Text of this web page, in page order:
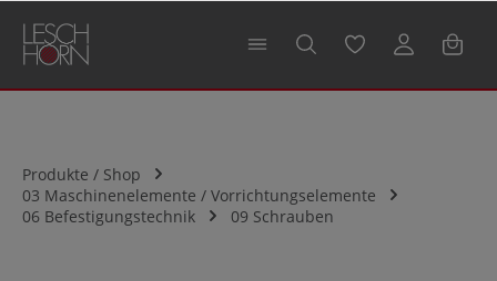
springen
Produkte / Shop
03 Maschinenelemente / Vorrichtungselemente
06 Befestigungstechnik
09 Schrauben